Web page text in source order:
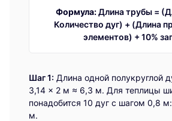
Формула:Длина трубы =
Количество дуг) + (Длина
элементов) + 10%
Шаг 1: Длина одной полукруглой
3,14 × 2 м ≈ 6,3 м. Для теплицы
понадобится 10 дуг с шагом 0,8
м.